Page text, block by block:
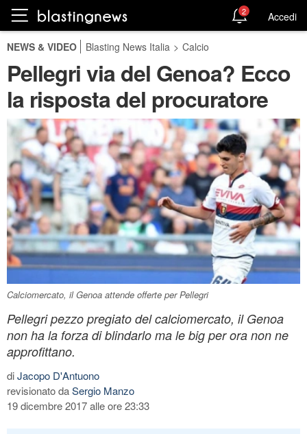
2 Accedi
NEWS & VIDEO Blasting News Italia > Calcio
Pellegri via del Genoa? Ecco
la risposta del procuratore
Calciomercato, il Genoa attende offerte per Pellegri
Pellegri pezzo pregiato del calciomercato, il Genoa
non ha la forza di blindarlo ma le big per ora non ne
approfittano.
diJacopo D'Antuono
revisionato daSergio Manzo
19 dicembre 2017 alle ore 23:33